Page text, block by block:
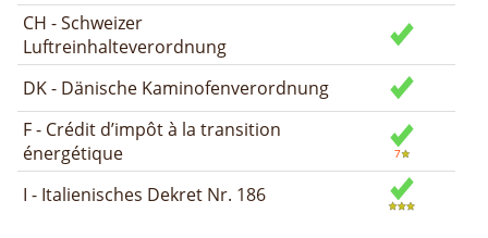
CH - Schweizer
Luftreinhalteverordnung
DK - Dänische Kaminofenverordnung
F - Crédit d’impôt à la transition
énergétique
I - Italienisches Dekret Nr. 186